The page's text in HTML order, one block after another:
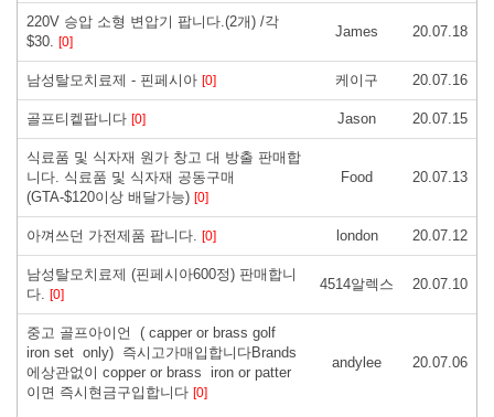
220V 승압 소형 변압기 팝니다.(2개) /각
$30. [0]
James 20.07.18
남성탈모치료제 - 핀페시아 [0] 케이구 20.07.16
골프티켙팝니다 [0] Jason 20.07.15
식료품 및 식자재 원가 창고 대 방출 판매합
니다. 식료품 및 식자재 공동구매
(GTA-$120이상 배달가능) [0]
Food 20.07.13
아껴쓰던 가전제품 팝니다. [0] london 20.07.12
남성탈모치료제 (핀페시아600정) 판매합니
다. [0]
4514알렉스 20.07.10
중고 골프아이언 ( capper or brass golf
iron set only) 즉시고가매입합니다Brands
에상관없이 copper or brass iron or patter
이면 즉시현금구입합니다 [0]
andylee 20.07.06